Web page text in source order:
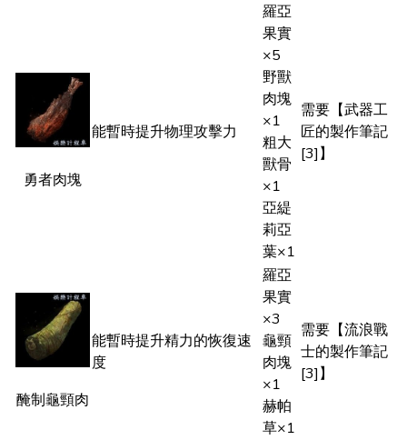
勇者肉塊
能暫時提升物理攻擊力
羅亞
果實
×5
野獸
肉塊
×1
粗大
獸骨
×1
亞緹
莉亞
葉×1
需要【武器工
匠的製作筆記
[3]】
醃制龜頸肉
能暫時提升精力的恢復速
度
羅亞
果實
×3
龜頸
肉塊
×1
赫帕
草×1
需要【流浪戰
士的製作筆記
[3]】